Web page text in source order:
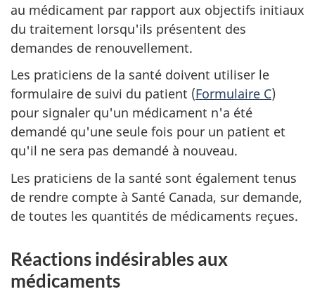
au médicament par rapport aux objectifs initiaux
du traitement lorsqu'ils présentent des
demandes de renouvellement.
Les praticiens de la santé doivent utiliser le
formulaire de suivi du patient (Formulaire C)
pour signaler qu'un médicament n'a été
demandé qu'une seule fois pour un patient et
qu'il ne sera pas demandé à nouveau.
Les praticiens de la santé sont également tenus
de rendre compte à Santé Canada, sur demande,
de toutes les quantités de médicaments reçues.
Réactions indésirables aux
médicaments